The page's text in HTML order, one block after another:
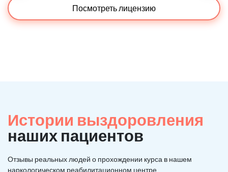
Посмотреть лицензию
Истории выздоровления
наших пациентов
Отзывы реальных людей о прохождении курса в нашем
наркологическом реабилитационном центре